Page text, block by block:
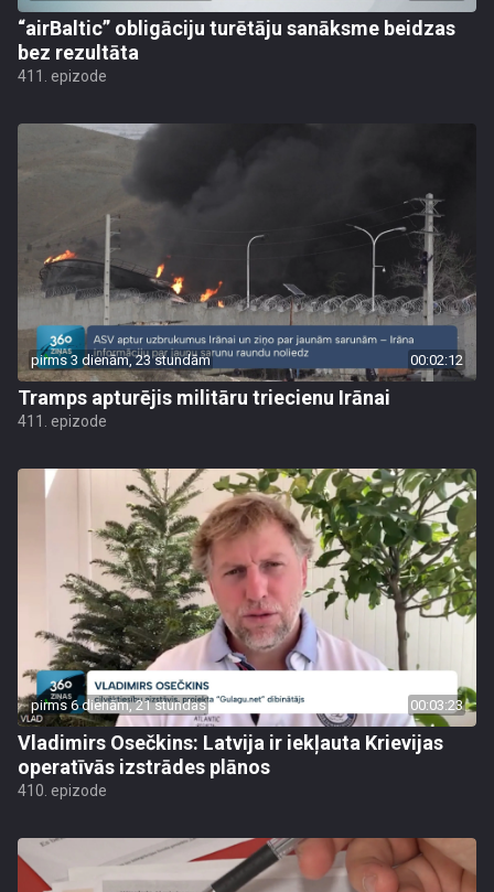
“airBaltic” obligāciju turētāju sanāksme beidzas
bez rezultāta
411. epizode
pirms 3 dienām, 23 stundām 00:02:12
Tramps apturējis militāru triecienu Irānai
411. epizode
pirms 6 dienām, 21 stundas 00:03:23
Vladimirs Osečkins: Latvija ir iekļauta Krievijas
operatīvās izstrādes plānos
410. epizode